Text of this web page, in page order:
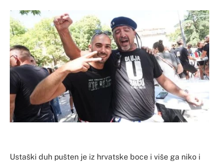
Ustaški duh pušten je iz hrvatske boce i više ga niko i